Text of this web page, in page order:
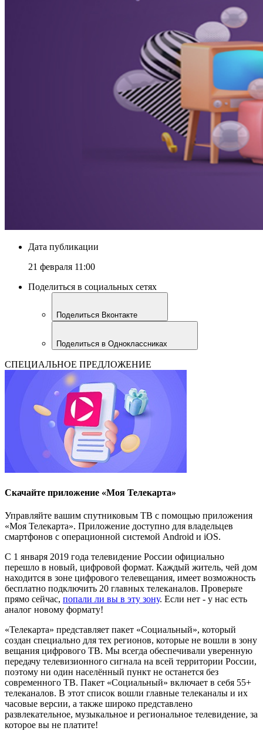
Дата публикации
21 февраля 11:00
Поделиться в социальных сетях
Поделиться Вконтакте
Поделиться в Одноклассниках
СПЕЦИАЛЬНОЕ ПРЕДЛОЖЕНИЕ
Скачайте приложение «Моя Телекарта»
Управляйте вашим спутниковым ТВ с помощью приложения
«Моя Телекарта». Приложение доступно для владельцев
смартфонов с операционной системой Android и iOS.
С 1 января 2019 года телевидение России официально
перешло в новый, цифровой формат. Каждый житель, чей дом
находится в зоне цифрового телевещания, имеет возможность
бесплатно подключить 20 главных телеканалов. Проверьте
прямо сейчас, попали ли вы в эту зону. Если нет - у нас есть
аналог новому формату!
«Телекарта» представляет пакет «Социальный», который
создан специально для тех регионов, которые не вошли в зону
вещания цифрового ТВ. Мы всегда обеспечивали уверенную
передачу телевизионного сигнала на всей территории России,
поэтому ни один населённый пункт не останется без
современного ТВ. Пакет «Социальный» включает в себя 55+
телеканалов. В этот список вошли главные телеканалы и их
часовые версии, а также широко представлено
развлекательное, музыкальное и региональное телевидение, за
которое вы не платите!